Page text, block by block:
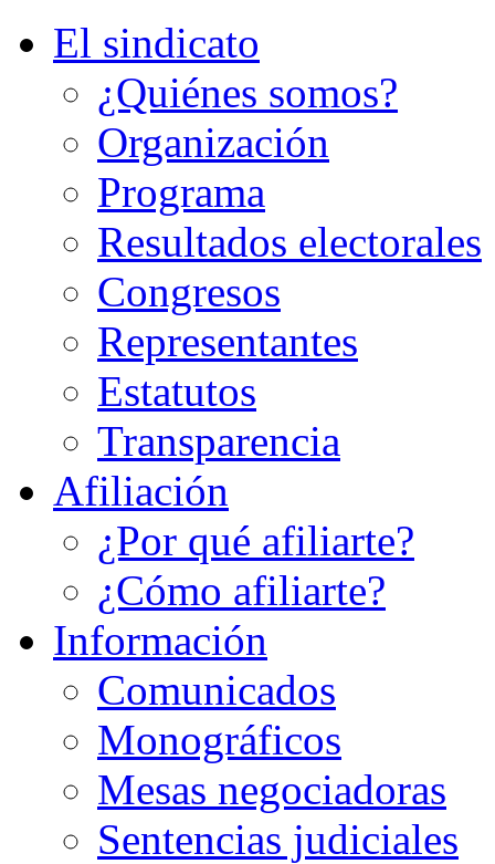
El sindicato
¿Quiénes somos?
Organización
Programa
Resultados electorales
Congresos
Representantes
Estatutos
Transparencia
Afiliación
¿Por qué afiliarte?
¿Cómo afiliarte?
Información
Comunicados
Monográficos
Mesas negociadoras
Sentencias judiciales